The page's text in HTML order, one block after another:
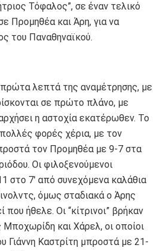
Τόφαλος”, σε έναν τελικό
Προμηθέα και Άρη, για να
του Παναθηναϊκού.
λεπτά της αναμέτρησης, με
σε πρώτο πλάνο, με
η αστοχία εκατέρωθεν. Το
φορές χέρια, με τον
τον Προμηθέα με 9-7 στα
Οι φιλοξενούμενοι
στο 7′ από συνεχόμενα καλάθια
όμως σταδιακά ο Άρης
που ήθελε. Οι “κίτρινοι” βρήκαν
και Χάρελ, οι οποίοι
Γιάννη Καστρίτη μπροστά με 21-